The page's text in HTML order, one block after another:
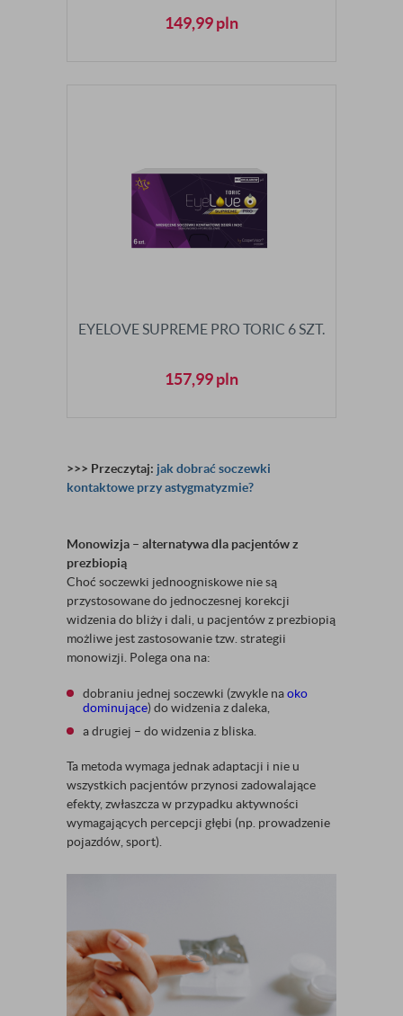
149,99pln
EYELOVE SUPREME PRO TORIC 6 SZT.
157,99pln
>>> Przeczytaj: jak dobrać soczewki
kontaktowe przy astygmatyzmie?
Monowizja – alternatywa dla pacjentów z
prezbiopią
Choć soczewki jednoogniskowe nie są
przystosowane do jednoczesnej korekcji
widzenia do bliży i dali, u pacjentów z prezbiopią
możliwe jest zastosowanie tzw. strategii
monowizji. Polega ona na:
dobraniu jednej soczewki (zwykle naoko
dominujące) do widzenia z daleka,
a drugiej – do widzenia z bliska.
Ta metoda wymaga jednak adaptacji i nie u
wszystkich pacjentów przynosi zadowalające
efekty, zwłaszcza w przypadku aktywności
wymagających percepcji głębi (np. prowadzenie
pojazdów, sport).